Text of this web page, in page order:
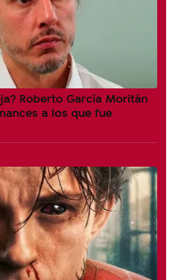
Roberto García Moritán
a los que fue